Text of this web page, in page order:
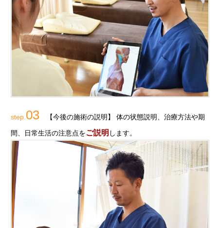
step. 03 【今後の施術の説明】 体の状態説明、治療方法や期
間、日常生活の注意点をご説明 します。